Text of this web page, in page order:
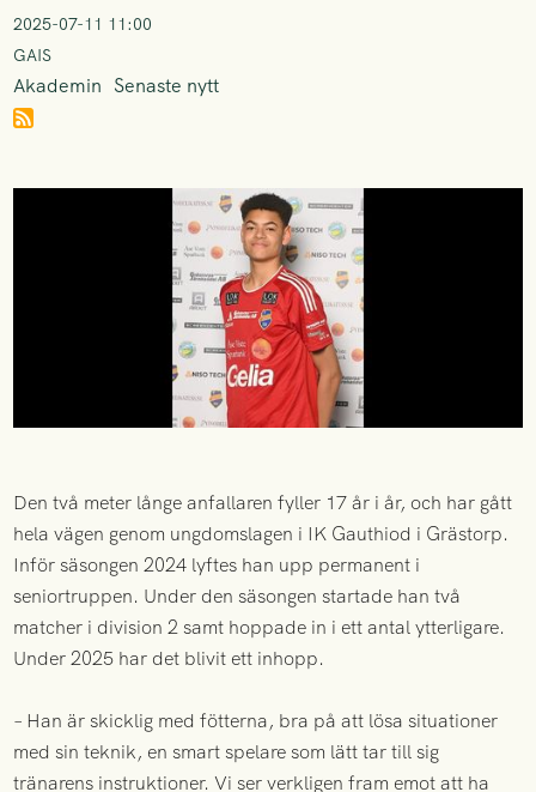
2025-07-11 11:00
GAIS
Akademin Senaste nytt
Den två meter långe anfallaren fyller 17 år i år, och har gått
hela vägen genom ungdomslagen i IK Gauthiod i Grästorp.
Inför säsongen 2024 lyftes han upp permanent i
seniortruppen. Under den säsongen startade han två
matcher i division 2 samt hoppade in i ett antal ytterligare.
Under 2025 har det blivit ett inhopp.
– Han är skicklig med fötterna, bra på att lösa situationer
med sin teknik, en smart spelare som lätt tar till sig
tränarens instruktioner. Vi ser verkligen fram emot att ha